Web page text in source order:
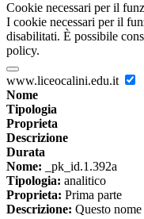
Cookie necessari per il
I cookie necessari per il
disabilitati. È possibile
policy.
www.liceocalini.edu.it
Nome
Tipologia
Proprieta
Descrizione
Durata
Nome: _pk_id.1.392a
Tipologia: analitico
Proprieta: Prima parte
Descrizione: Questo